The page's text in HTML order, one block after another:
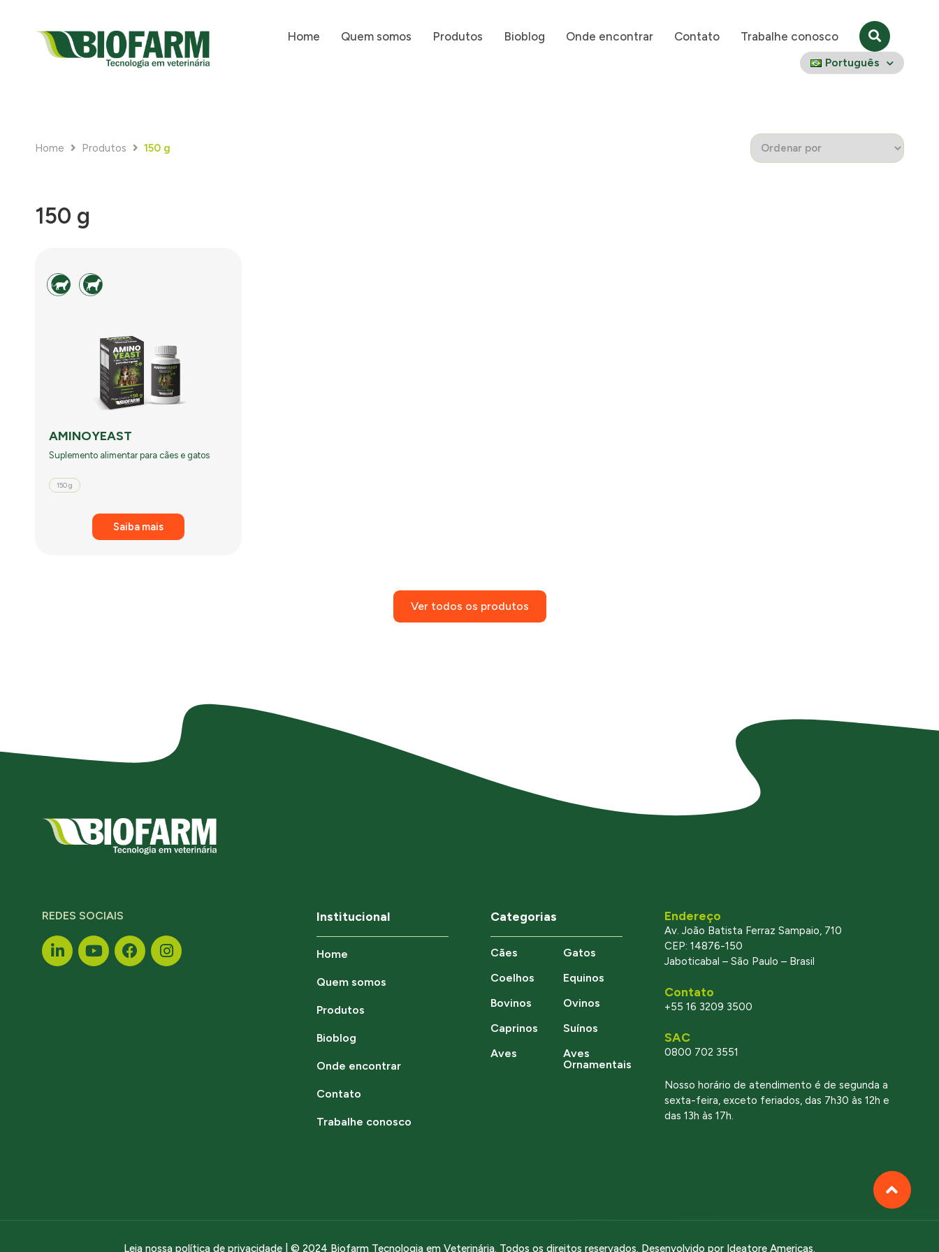
Home Quem somos Produtos Bioblog Onde encontrar Contato Trabalhe conosco
Português
Home Produtos 150 g
150 g
AMINOYEAST
Suplemento alimentar para cães e gatos
150 g
Saiba mais
Ver todos os produtos
REDES SOCIAIS Institucional
Home
Quem somos
Produtos
Bioblog
Onde encontrar
Contato
Trabalhe conosco
Categorias
Cães
Gatos
Coelhos
Equinos
Bovinos
Ovinos
Caprinos
Suínos
Aves
Aves
Ornamentais
Endereço
Av. João Batista Ferraz Sampaio, 710
CEP: 14876-150
Jaboticabal – São Paulo – Brasil
Contato
+55 16 3209 3500
SAC
0800 702 3551
Nosso horário de atendimento é de segunda a
sexta-feira, exceto feriados, das 7h30 às 12h e
das 13h às 17h.
Leia nossa política de privacidade | © 2024 Biofarm Tecnologia em Veterinária. Todos os direitos reservados. Desenvolvido por Ideatore Americas.